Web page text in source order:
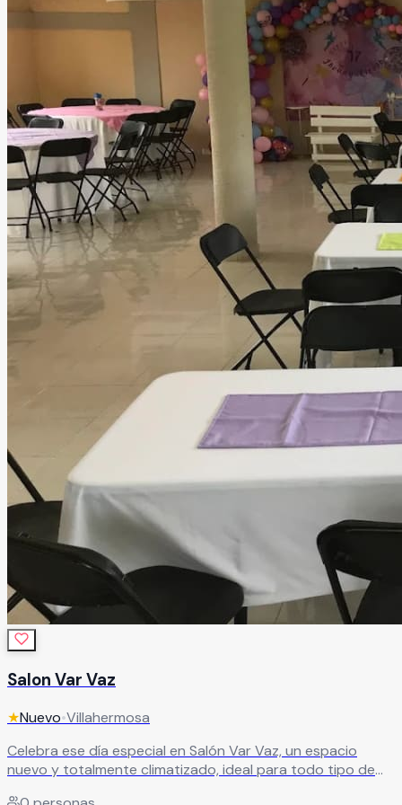
Salon Var Vaz
★Nuevo•Villahermosa
Celebra ese día especial en Salón Var Vaz, un espacio
nuevo y totalmente climatizado, ideal para todo tipo de